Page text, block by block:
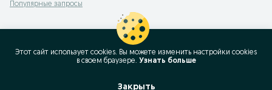
Популярные запросы
Этот сайт использует cookies. Вы можете изменить настройки cookies
в своeм браузере. Узнать больше
Закрыть